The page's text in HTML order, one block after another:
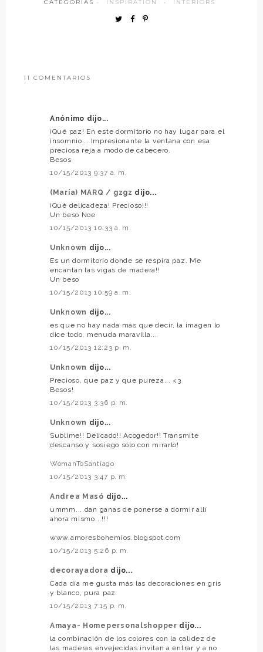
CATEGORÍAS · INSPIRATION · INTERIORS
11 COMENTARIOS
Anónimo dijo...
¡Qué paz! En este dormitorio no hay lugar para el
insomnio... Impresionante la ventana con esa
preciosa reja a modo de cabecero.
Besos
10/15/2013 9:37 a. m.
(María) MARQ / gzgz dijo...
¡Qué delicadeza! Precioso!!!
Un beso Noe
10/15/2013 10:33 a. m.
Unknown dijo...
Es un dormitorio donde se respira paz. Me
encantan las vigas de madera!!
Un beso
10/15/2013 10:59 a. m.
Unknown dijo...
es que no hay nada más que decir, la imagen lo
dice todo, menuda maravilla...
10/15/2013 12:23 p. m.
Unknown dijo...
Precioso, que paz y que pureza... <3
Besos!
10/15/2013 3:36 p. m.
Unknown dijo...
Sublime!! Delicado!! Acogedor!! Transmite
descanso y sosiego sólo con mirarlo!
WomanToSantiago
10/15/2013 3:47 p. m.
Andrea Masó dijo...
ummm....dan ganas de ponerse a dormir allí
ahora mismo...!!!
www.amoresbohemios.blogspot.com
10/15/2013 5:26 p. m.
decorayadora dijo...
Cada día me gusta más las decoraciones en gris
y blanco, pura paz
10/15/2013 7:15 p. m.
Amaya- Homepersonalshopper dijo...
la combinación de los colores con la calidez de
las maderas envejecidas invitan a entrar y a no